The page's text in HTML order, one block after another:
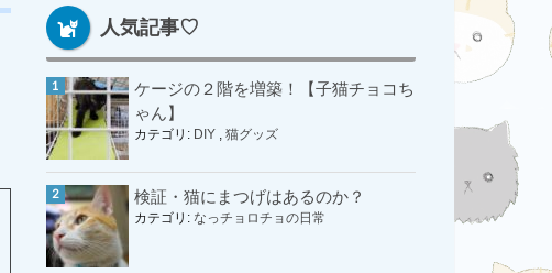
人気記事♡
ケージの２階を増築！【子猫チョコち
ゃん】
カテゴリ: DIY 猫グッズ
検証・猫にまつげはあるのか？
カテゴリ: なっチョロチョの日常